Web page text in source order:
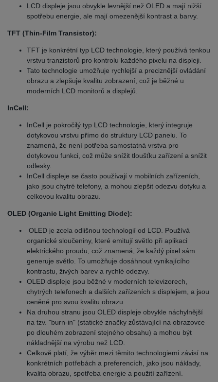
LCD displeje jsou obvykle levnější než OLED a mají nižší
spotřebu energie, ale mají omezenější kontrast a barvy.
TFT (Thin-Film Transistor):
TFT je konkrétní typ LCD technologie, který používá tenkou
vrstvu tranzistorů pro kontrolu každého pixelu na displeji.
Tato technologie umožňuje rychlejší a preciznější ovládání
obrazu a zlepšuje kvalitu zobrazení, což je běžné u
moderních LCD monitorů a displejů.
InCell:
InCell je pokročilý typ LCD technologie, který integruje
dotykovou vrstvu přímo do struktury LCD panelu. To
znamená, že není potřeba samostatná vrstva pro
dotykovou funkci, což může snížit tloušťku zařízení a snížit
odlesky.
InCell displeje se často používají v mobilních zařízeních,
jako jsou chytré telefony, a mohou zlepšit odezvu dotyku a
celkovou kvalitu obrazu.
OLED (Organic Light Emitting Diode):
OLED je zcela odlišnou technologií od LCD. Používá
organické sloučeniny, které emitují světlo při aplikaci
elektrického proudu, což znamená, že každý pixel sám
generuje světlo. To umožňuje dosáhnout vynikajícího
kontrastu, živých barev a rychlé odezvy.
OLED displeje jsou běžné v moderních televizorech,
chytrých telefonech a dalších zařízeních s displejem, a jsou
ceněné pro svou kvalitu obrazu.
Na druhou stranu jsou OLED displeje obvykle náchylnější
na tzv. "burn-in" (statické značky zůstávající na obrazovce
po dlouhém zobrazení stejného obsahu) a mohou být
nákladnější na výrobu než LCD.
Celkově platí, že výběr mezi těmito technologiemi závisí na
konkrétních potřebách a preferencích, jako jsou náklady,
kvalita obrazu, spotřeba energie a použití zařízení.